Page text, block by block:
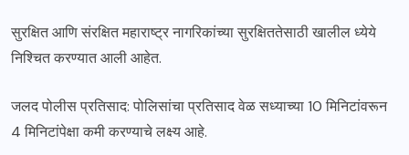
सुरक्षित आणि संरक्षित महाराष्ट्र नागरिकांच्या सुरक्षिततेसाठी खालील ध्येये
निश्चित करण्यात आली आहेत.
जलद पोलीस प्रतिसाद: पोलिसांचा प्रतिसाद वेळ सध्याच्या 10 मिनिटांवरून
4 मिनिटांपेक्षा कमी करण्याचे लक्ष्य आहे.